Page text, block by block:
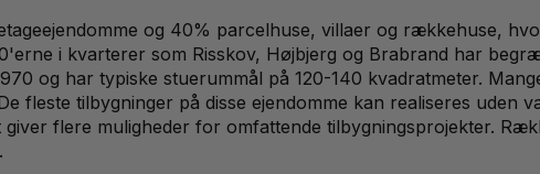
og 40% parcelhuse, villaer og rækkehuse,
i kvarterer som Risskov, Højbjerg og Brabrand har
og har typiske stuerummål på 120-140 kvadratmeter.
fleste tilbygninger på disse ejendomme kan realiseres
flere muligheder for omfattende tilbygningsprojekter.